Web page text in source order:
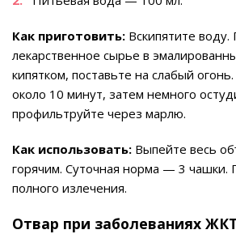
Как приготовить: Вскипятите
лекарственное сырье в
кипятком, поставьте на слабый
около 10 минут, затем немного
профильтруйте через марлю.
Как использовать: Выпейте весь
горячим. Суточная норма — 3 чашки.
полного излечения.
Отвар при заболеваниях ЖКТ